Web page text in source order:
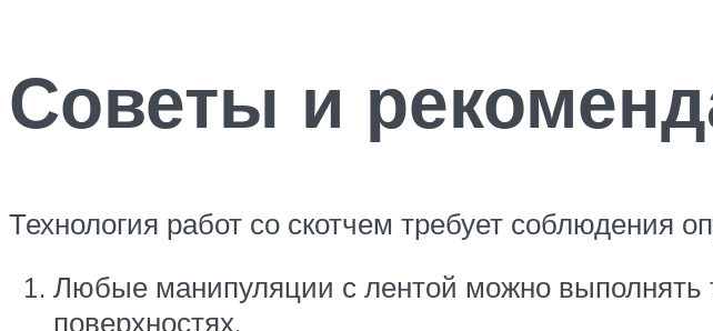
Советы и
Технология работ со скотчем требует соблюдения
Любые манипуляции с лентой можно
поверхностях.